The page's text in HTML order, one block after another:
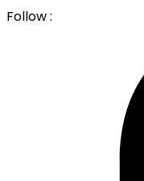
Follow :